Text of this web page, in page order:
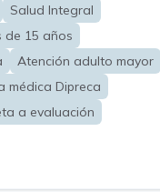
Salud Integral
de 15 años
Atención adulto mayor
médica Dipreca
a evaluación